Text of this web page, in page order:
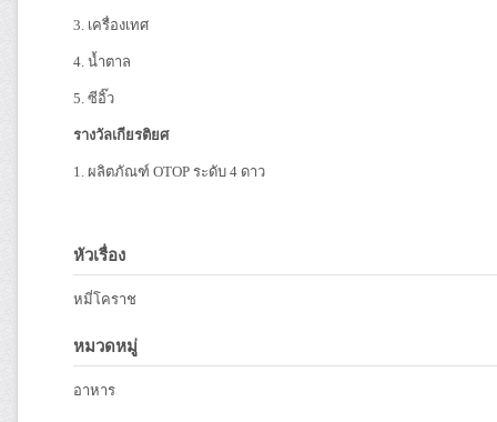
3. เครื่องเทศ
4. น้ำตาล
5. ซีอิ๊ว
รางวัลเกียรติยศ
1. ผลิตภัณฑ์ OTOP ระดับ 4 ดาว
หัวเรื่อง
หมี่โคราช
หมวดหมู่
อาหาร